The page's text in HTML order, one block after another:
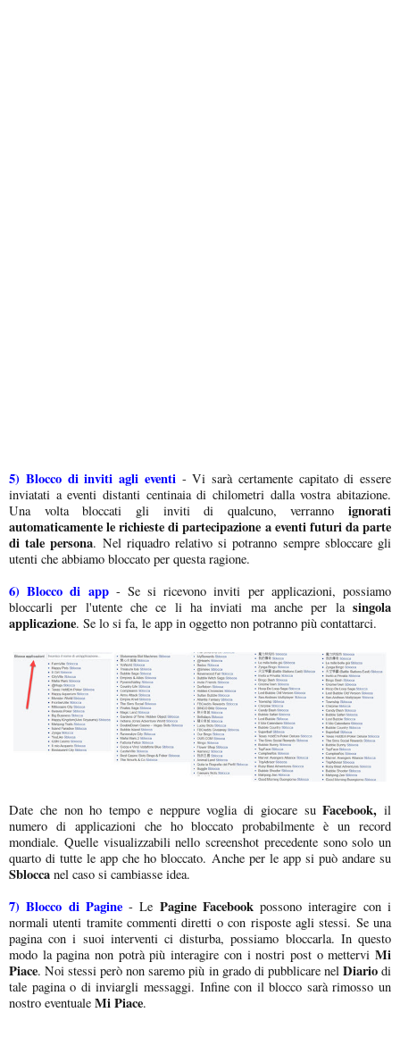
5) Blocco di inviti agli eventi- Vi sarà certamente capitato di essere
inviatati a eventi distanti centinaia di chilometri dalla vostra abitazione.
Una volta bloccati gli inviti di qualcuno, verranno ignorati
automaticamente le richieste di partecipazione a eventi futuri da parte
di tale persona. Nel riquadro relativo si potranno sempre sbloccare gli
utenti che abbiamo bloccato per questa ragione.
6) Blocco di app- Se si ricevono inviti per applicazioni, possiamo
bloccarli per l'utente che ce li ha inviati ma anche per la singola
applicazione. Se lo si fa, le app in oggetto non potranno più contattarci.
Date che non ho tempo e neppure voglia di giocare suFacebook, il
numero di applicazioni che ho bloccato probabilmente è un record
mondiale. Quelle visualizzabili nello screenshot precedente sono solo un
quarto di tutte le app che ho bloccato. Anche per le app si può andare su
Sblocca nel caso si cambiasse idea.
7) Blocco di Pagine- Le Pagine Facebookpossono interagire con i
normali utenti tramite commenti diretti o con risposte agli stessi. Se una
pagina con i suoi interventi ci disturba, possiamo bloccarla. In questo
modo la pagina non potrà più interagire con i nostri post o mettervi Mi
Piace. Noi stessi però non saremo più in grado di pubblicare nelDiariodi
tale pagina o di inviargli messaggi. Infine con il blocco sarà rimosso un
nostro eventuale Mi Piace.